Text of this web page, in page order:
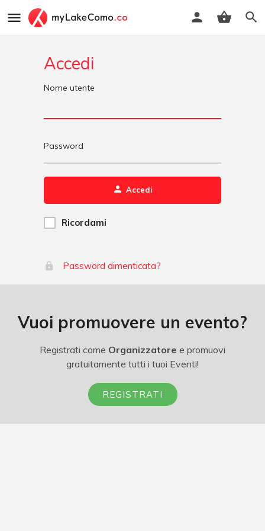
Accedi
Nome utente
Password
Accedi
Ricordami
Password dimenticata?
Vuoi promuovere un evento?
Registrati come Organizzatore e promuovi
gratuitamente tutti i tuoi Eventi!
REGISTRATI